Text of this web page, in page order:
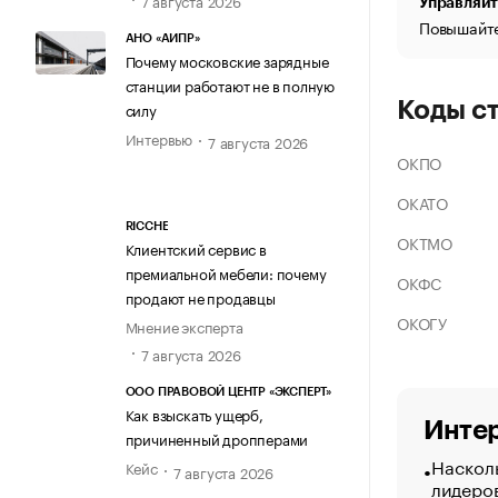
АНО «АИПР»
Почему московские зарядные
станции работают не в полную
силу
Интервью
7 августа 2026
RICCHE
Клиентский сервис в
премиальной мебели: почему
продают не продавцы
Мнение эксперта
7 августа 2026
ООО ПРАВОВОЙ ЦЕНТР «ЭКСПЕРТ»
Как взыскать ущерб,
причиненный дропперами
Кейс
7 августа 2026
Коды
ОКПО
ОКАТО
ОКТМО
ОКФС
ОКОГУ